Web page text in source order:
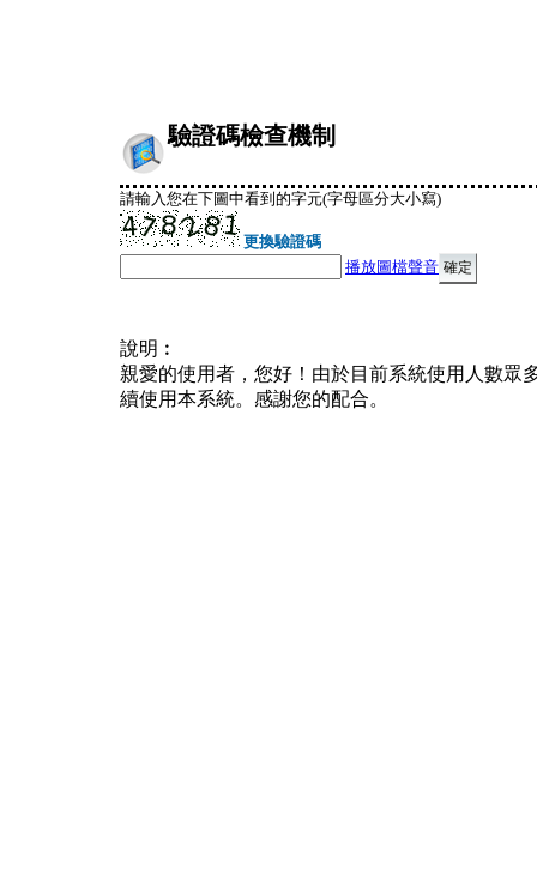
驗證碼檢查機制
請輸入您在下圖中看到的字元(字母區分大小寫)
更換驗證碼
播放圖檔聲音
說明︰
親愛的使用者，您好！由於目前系統使用人數眾
續使用本系統。感謝您的配合。